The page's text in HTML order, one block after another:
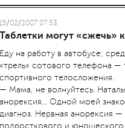
15/02/2007 07:53
Таблетки могут «сжечь»
Еду на работу в автобусе;
«трель» сотового телефона —
спортивного телосложения.
— Мама, не волнуйтесь.
анорексия... Одной моей
диагноз. Нервная анорексия —
подросткового и